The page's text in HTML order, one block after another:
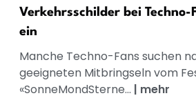
Verkehrsschilder bei Techno-
ein
Manche Techno-Fans suchen
geeigneten Mitbringseln vom
«SonneMondSterne... | mehr